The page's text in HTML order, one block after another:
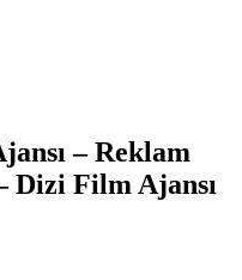
– Reklam
Dizi Film Ajansı